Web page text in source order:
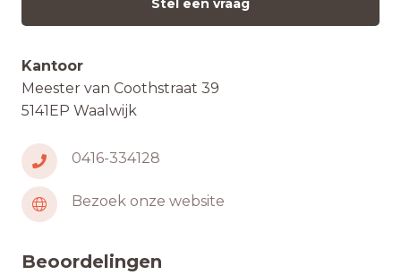
Stel een vraag
Kantoor
Meester van Coothstraat 39
5141EP Waalwijk
0416-334128
Bezoek onze website
Beoordelingen